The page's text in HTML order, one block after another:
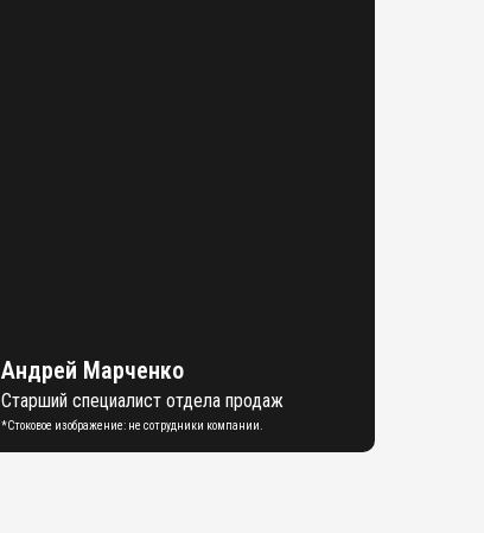
Андрей Марченко
Старший специалист отдела продаж
*Стоковое изображение: не сотрудники компании.